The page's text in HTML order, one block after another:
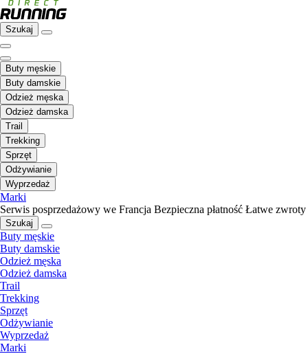
Szukaj
Buty męskie
Buty damskie
Odzież męska
Odzież damska
Trail
Trekking
Sprzęt
Odżywianie
Wyprzedaż
Marki
Serwis posprzedażowy we Francja Bezpieczna płatność Łatwe zwroty
Szukaj
Buty męskie
Buty damskie
Odzież męska
Odzież damska
Trail
Trekking
Sprzęt
Odżywianie
Wyprzedaż
Marki